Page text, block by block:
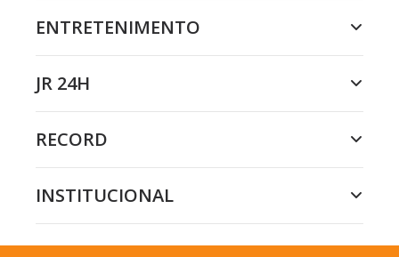
ENTRETENIMENTO
JR 24H
RECORD
INSTITUCIONAL